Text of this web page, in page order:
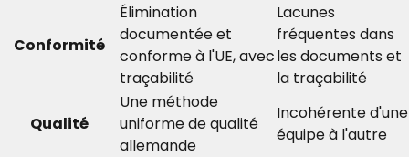
Conformité
Élimination
documentée et
conforme à l'UE, avec
traçabilité
Lacunes
fréquentes dans
les documents et
la traçabilité
Qualité
Une méthode
uniforme de qualité
allemande
Incohérente d'une
équipe à l'autre